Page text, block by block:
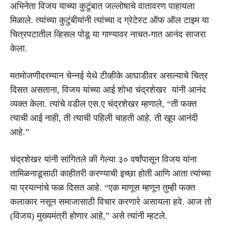
अभिनेता विजय याच्या कुटुंबात जल्लोषाचे वातावरण पाहायला
मिळाले. त्यांच्या कुटुंबीयांनी त्यांच्या द ग्रेटेस्ट ऑफ ऑल टाइम या
चित्रपटातील व्हिसल पोडू या गाण्यावर नाचत-गात आनंद साजरा
केला.
मतमोजणीदरम्यान चेन्नई येथे टीव्हीके आघाडीवर असल्याचे चित्र
दिसत असताना, विजय यांच्या आई शोभा चंद्रशेखर यांनी आनंद
व्यक्त केला. त्यांचे वडील एस.ए चंद्रशेखर म्हणाले, “ती फक्त
त्याची आई नाही, ती त्याची पहिली चाहती आहे. ती खूप आनंदी
आहे.”
चंद्रशेखर यांनी सांगितले की गेल्या ३० वर्षांपासून विजय यांना
तामिळनाडूसाठी काहीतरी करण्याची इच्छा होती आणि आता त्यांच्या
या प्रयत्नांचे फळ दिसत आहे. “एक माणूस म्हणून तुम्ही फक्त
कलाकार नसून समाजासाठी विचार करणारे असायला हवे. आज तो
(विजय) मुख्यमंत्री होणार आहे,” असे त्यांनी म्हटले.